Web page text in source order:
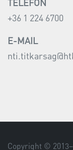
+36 1 224 6700
E-MAIL
Copyright © 2013–